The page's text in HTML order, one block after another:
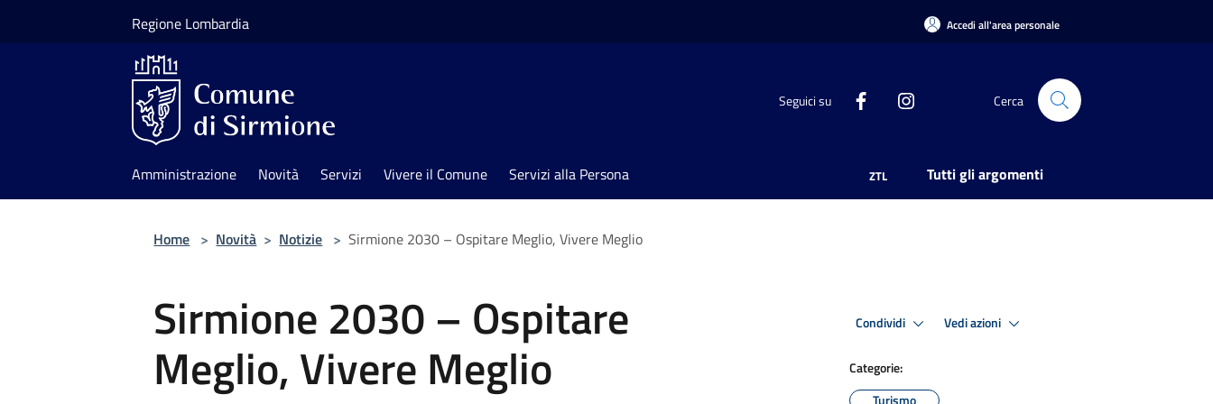
Regione Lombardia Accedi all'area personale
Seguici su Cerca
Amministrazione Novità Servizi Vivere il Comune Servizi alla Persona ZTL Tutti gli argomenti
Home > Novità > Notizie > Sirmione 2030 – Ospitare Meglio, Vivere Meglio
Sirmione 2030 – Ospitare
Meglio, Vivere Meglio
Condividi Vedi azioni
Categorie:
Turismo